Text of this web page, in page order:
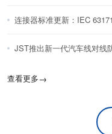
连接器标准更新：IEC
JST推出新一代汽车线对线
查看更多→